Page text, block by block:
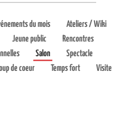
du mois
Ateliers / Wiki
Jeune public
Rencontres
Salon
Spectacle
de coeur Temps fort Visite